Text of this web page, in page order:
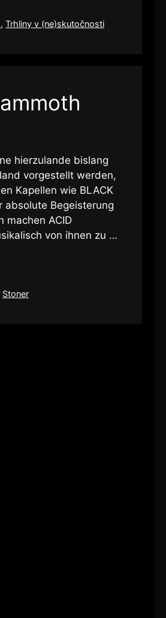
,Trhliny v (ne)skutočnosti
hierzulande bislang
vorgestellt werden,
Kapellen wie BLACK
absolute Begeisterung
machen ACID
von ihnen zu …
Stoner